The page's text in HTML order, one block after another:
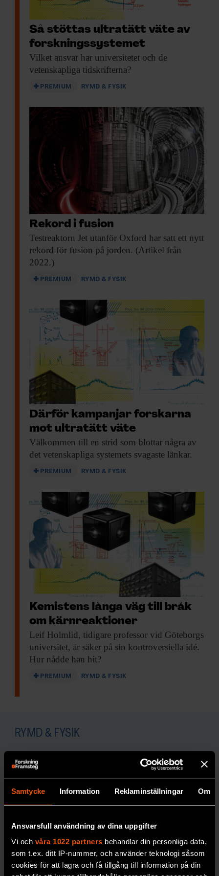
Samtycke Information Reklaminställningar Om
Ansvarsfull användning av dina uppgifter
Vi och våra 1022 partners behandlar din personliga data,
som t.ex. ditt IP-nummer, och använder teknologi såsom
cookies för att lagra och få tillgång till information på din
Så stöttas ultratätt väte av
forskningssystemet
Vilket ansvar har universitetet och de
vetenskapliga tidskrifterna?
PREMIUM RYMD & FYSIK
Rekord i fusion
Testreaktorn Jet utanför Oxford har satt ett nytt
rekord för fusion på jorden. (Artikel från
2022.)
PREMIUM RYMD & FYSIK
Därför kampanjar forskarna
mot ultratätt väte
Välkommen till en strid som blottar några av
det vetenskapliga systemets svagaste länkar.
PREMIUM RYMD & FYSIK
Kemistens långa väg till bråk
om kärnreaktioner
Leif Holmlid, tidigare professor vid Göteborgs
universitet, är säker på sin kontroversiella idé.
Hur nådde han hit?
PREMIUM RYMD & FYSIK
RYMD & FYSIK
Svenskt
guld i
internation
ella
3 gånger
när
forskare
haft helt fel